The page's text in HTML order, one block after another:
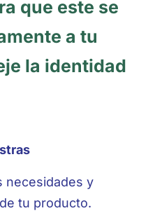
que este se
a tu
la identidad
necesidades y
tu producto.